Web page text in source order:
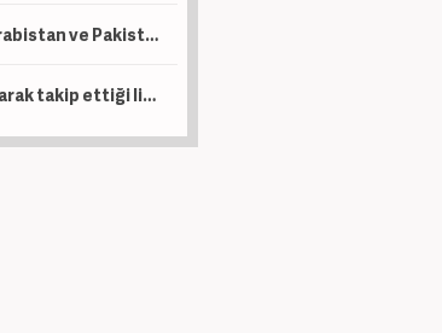
Türkiye, S. Arabistan ve Pakistan İmzayı attı! İşte üç ülkenin toplam savunma gücü....
İsrail'in korkarak takip ettiği liste! İşte dünyanın en güçlü İslam orduları...